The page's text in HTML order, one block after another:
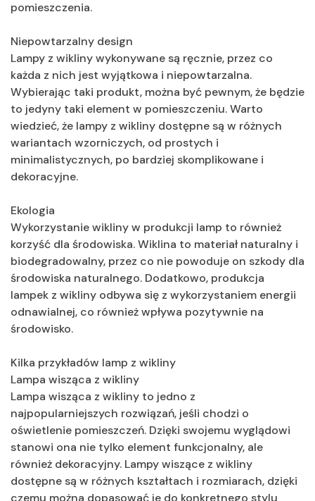
pomieszczenia.
Niepowtarzalny design
Lampy z wikliny wykonywane są ręcznie, przez co
każda z nich jest wyjątkowa i niepowtarzalna.
Wybierając taki produkt, można być pewnym, że będzie
to jedyny taki element w pomieszczeniu. Warto
wiedzieć, że lampy z wikliny dostępne są w różnych
wariantach wzorniczych, od prostych i
minimalistycznych, po bardziej skomplikowane i
dekoracyjne.
Ekologia
Wykorzystanie wikliny w produkcji lamp to również
korzyść dla środowiska. Wiklina to materiał naturalny i
biodegradowalny, przez co nie powoduje on szkody dla
środowiska naturalnego. Dodatkowo, produkcja
lampek z wikliny odbywa się z wykorzystaniem energii
odnawialnej, co również wpływa pozytywnie na
środowisko.
Kilka przykładów lamp z wikliny
Lampa wisząca z wikliny
Lampa wisząca z wikliny to jedno z
najpopularniejszych rozwiązań, jeśli chodzi o
oświetlenie pomieszczeń. Dzięki swojemu wyglądowi
stanowi ona nie tylko element funkcjonalny, ale
również dekoracyjny. Lampy wiszące z wikliny
dostępne są w różnych kształtach i rozmiarach, dzięki
czemu można dopasować je do konkretnego stylu